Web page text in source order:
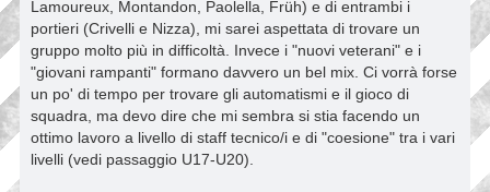
Lamoureux, Montandon, Paolella, Früh) e di entrambi i
portieri (Crivelli e Nizza), mi sarei aspettata di trovare un
gruppo molto più in difficoltà. Invece i "nuovi veterani" e i
"giovani rampanti" formano davvero un bel mix. Ci vorrà forse
un po' di tempo per trovare gli automatismi e il gioco di
squadra, ma devo dire che mi sembra si stia facendo un
ottimo lavoro a livello di staff tecnico/i e di "coesione" tra i vari
livelli (vedi passaggio U17-U20).